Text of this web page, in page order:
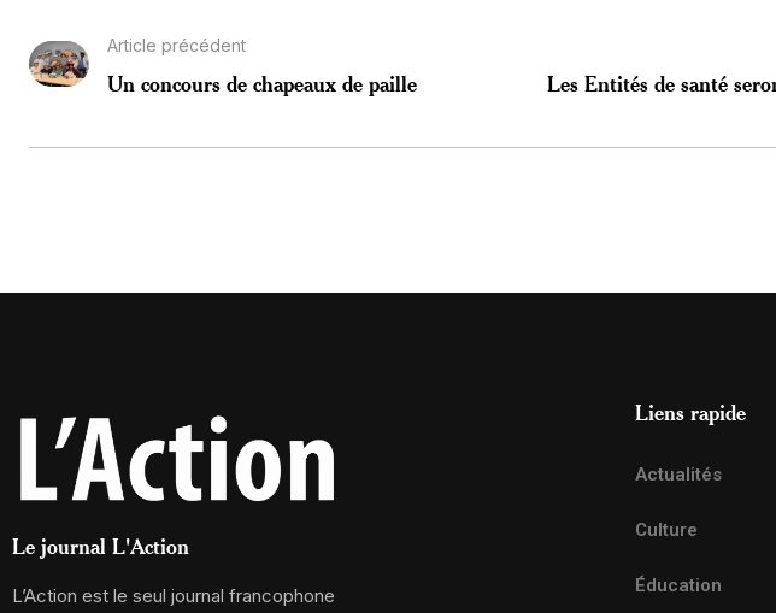
Article précédent
Un concours de chapeaux de paille Les Entités de santé
Le journal L'Action
L’Action est le seul journal francophone
Liens rapide
Actualités
Culture
Éducation